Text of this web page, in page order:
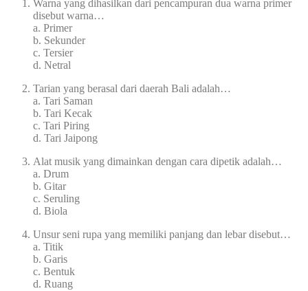
Warna yang dihasilkan dari pencampuran dua warna primer
disebut warna…
a. Primer
b. Sekunder
c. Tersier
d. Netral
Tarian yang berasal dari daerah Bali adalah…
a. Tari Saman
b. Tari Kecak
c. Tari Piring
d. Tari Jaipong
Alat musik yang dimainkan dengan cara dipetik adalah…
a. Drum
b. Gitar
c. Seruling
d. Biola
Unsur seni rupa yang memiliki panjang dan lebar disebut…
a. Titik
b. Garis
c. Bentuk
d. Ruang